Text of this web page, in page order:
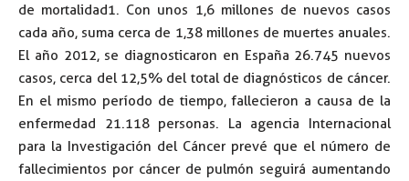
de mortalidad1. Con unos 1,6 millones de nuevos casos
cada año, suma cerca de 1,38 millones de muertes anuales.
El año 2012, se diagnosticaron en España 26.745 nuevos
casos, cerca del 12,5% del total de diagnósticos de cáncer.
En el mismo período de tiempo, fallecieron a causa de la
enfermedad 21.118 personas. La agencia Internacional
para la Investigación del Cáncer prevé que el número de
fallecimientos por cáncer de pulmón seguirá aumentando